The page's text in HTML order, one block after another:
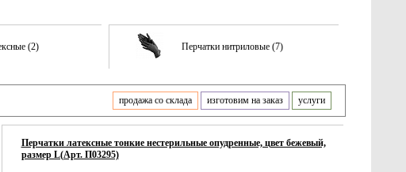
(2) Перчатки нитриловые (7)
продажа со склада изготовим на заказ услуги
Перчатки латексные тонкие нестерильные опудренные, цвет бежевый,
размер L(Арт. П03295)